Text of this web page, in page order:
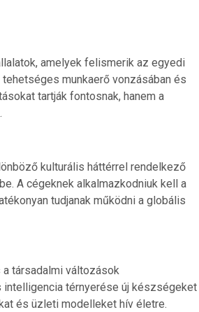
amelyek felismerik az egyedi
munkaerő vonzásában és
tartják fontosnak, hanem a
kulturális háttérrel rendelkező
A cégeknek alkalmazkodniuk kell a
tudjanak működni a globális
társadalmi változások
térnyerése új készségeket
és üzleti modelleket hív életre.